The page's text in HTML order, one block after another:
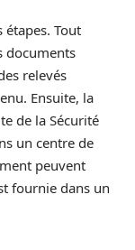
étapes. Tout
documents
relevés
Ensuite, la
de la Sécurité
un centre de
peuvent
fournie dans un